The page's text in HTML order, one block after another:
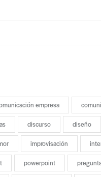
empresa
discurso diseño
improvisación
powerpoint